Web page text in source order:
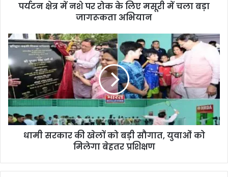
पर्यटन क्षेत्र में नशे पर रोक के लिए मसूरी में चला बड़ा
जागरूकता अभियान
धामी सरकार की खेलों को बड़ी सौगात, युवाओं को
मिलेगा बेहतर प्रशिक्षण